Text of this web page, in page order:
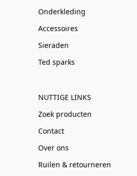
Onderkleding
Accessoires
Sieraden
Ted sparks
NUTTIGE LINKS
Zoek producten
Contact
Over ons
Ruilen & retourneren